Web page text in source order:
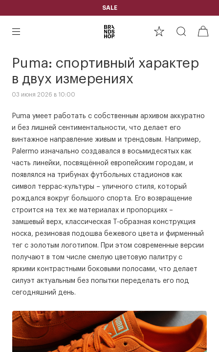
SALE
Puma: спортивный характер
в двух измерениях
03 июня 2026 в 10:00
Puma умеет работать с собственным архивом аккуратно
и без лишней сентиментальности, что делает его
винтажное направление живым и трендовым. Например,
Palermo изначально создавался в восьмидесятых как
часть линейки, посвящённой европейским городам, и
появлялся на трибунах футбольных стадионов как
символ террас-культуры – уличного стиля, который
рождался вокруг большого спорта. Его возвращение
строится на тех же материалах и пропорциях –
замшевый верх, классическая Т-образная конструкция
носка, резиновая подошва бежевого цвета и фирменный
тег с золотым логотипом. При этом современные версии
получают в том числе смелую цветовую палитру с
яркими контрастными боковыми полосами, что делает
силуэт актуальным без попытки переделать его под
сегодняшний день.